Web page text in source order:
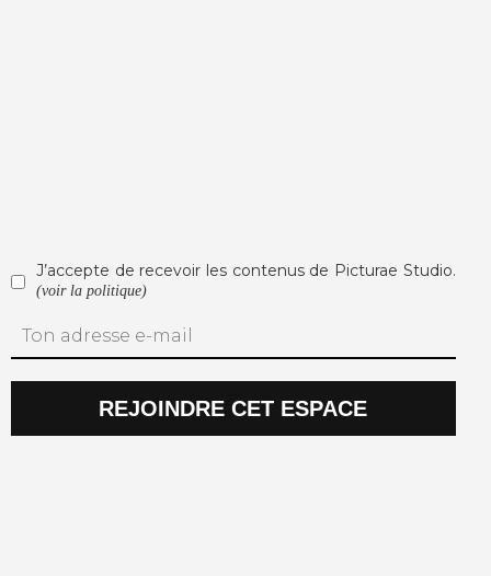
J’accepte de recevoir les contenus de Picturae Studio.
(voir la politique)
REJOINDRE CET ESPACE